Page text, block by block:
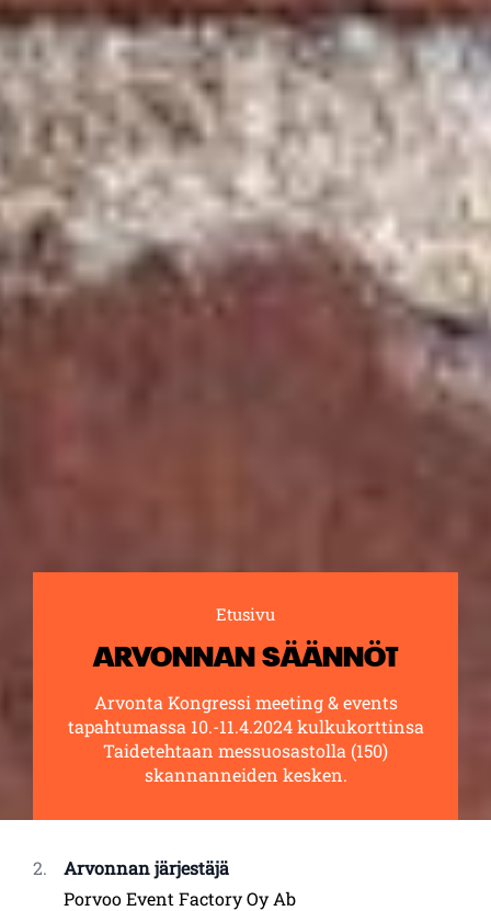
Etusivu
ARVONNAN SÄÄNNÖT
Arvonta Kongressi meeting & events
tapahtumassa 10.-11.4.2024 kulkukorttinsa
Taidetehtaan messuosastolla (150)
skannanneiden kesken.
Arvonnan järjestäjä
Porvoo Event Factory Oy Ab